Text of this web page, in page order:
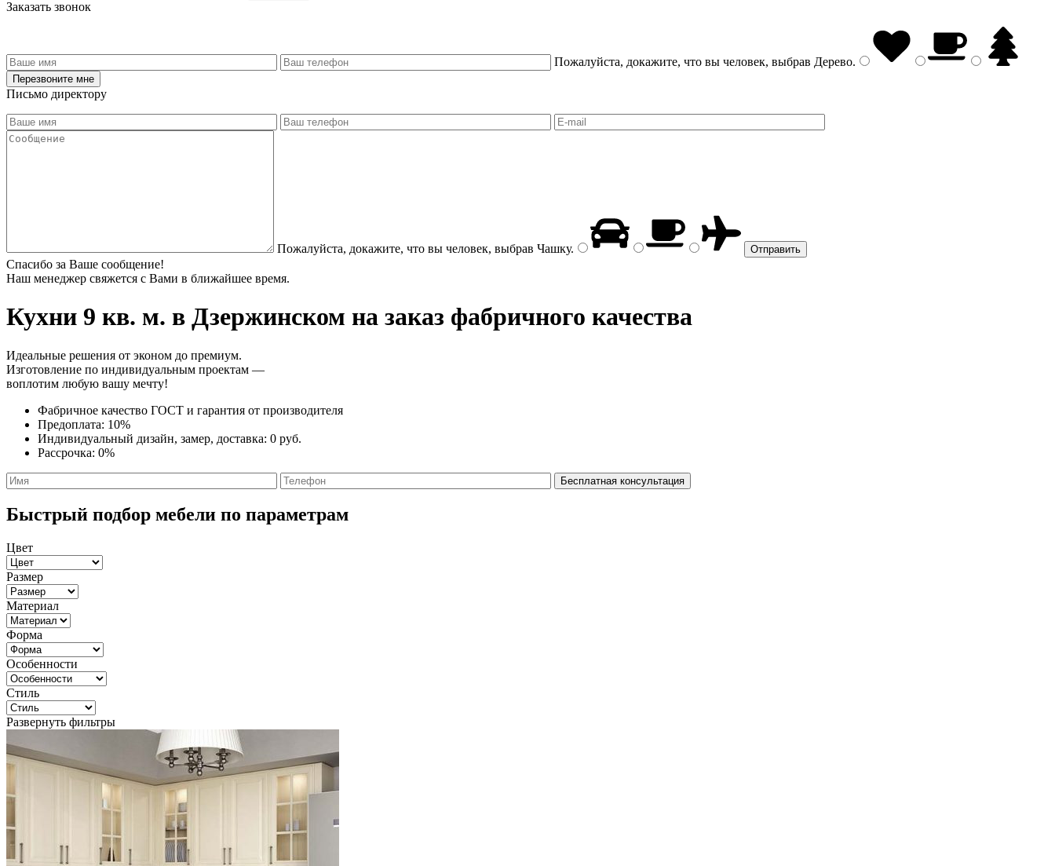
Заказать звонок
Пожалуйста, докажите, что вы человек, выбрав Дерево.
Письмо директору
Пожалуйста, докажите, что вы человек, выбрав Чашку.
Спасибо за Ваше сообщение!
Наш менеджер свяжется с Вами в ближайшее время.
Кухни 9 кв. м. в Дзержинском на заказ фабричного качества
Идеальные решения от эконом до премиум.
Изготовление по индивидуальным проектам —
воплотим любую вашу мечту!
Фабричное качество ГОСТ и гарантия от производителя
Предоплата: 10%
Индивидуальный дизайн, замер, доставка: 0 руб.
Рассрочка: 0%
Быстрый подбор мебели по параметрам
Цвет
Размер
Материал
Форма
Особенности
Стиль
Развернуть фильтры